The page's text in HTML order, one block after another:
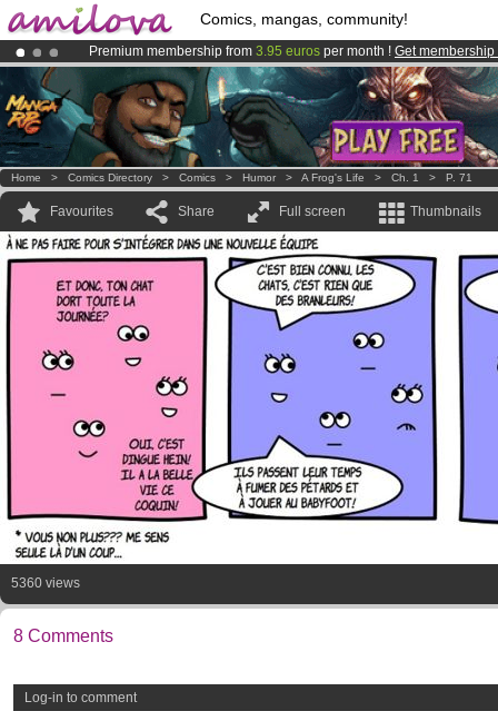
Comics, mangas, community!
Premium membership from 3.95 euros per month ! Get membership
Already 100000membersand 1000comics & mangas!.
AmilovaKickstarter is now LIVE!.
Home > Comics Directory > Comics > Humor > A Frog's Life > Ch. 1 > P. 71
Favourites Share Full screen Thumbnails
5360 views
8 Comments
Log-in to comment